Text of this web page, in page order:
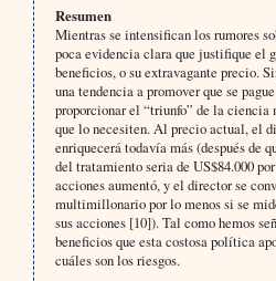
Resumen
Mientras se intensifican los rumores
poca evidencia clara que justifique el
beneficios, o su extravagante precio.
una tendencia a promover que se
proporcionar el “triunfo” de la ciencia
que lo necesiten. Al precio actual, el
enriquecerá todavía más (después de
del tratamiento seria de US$84.000
acciones aumentó, y el director se
multimillonario por lo menos si se
sus acciones [10]). Tal como hemos
beneficios que esta costosa política
cuáles son los riesgos.